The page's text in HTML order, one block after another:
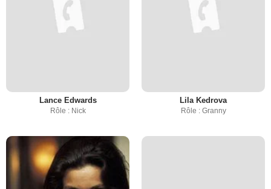
Lance Edwards
Rôle : Nick
Lila Kedrova
Rôle : Granny